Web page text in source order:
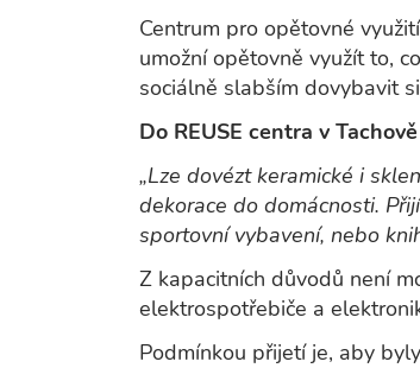
Centrum pro opětovné
umožní opětovně využít to,
sociálně slabším dovybavit
Do REUSE centra v
„Lze dovézt keramické i
dekorace do domácnosti.
sportovní vybavení, nebo
Z kapacitních důvodů není
elektrospotřebiče a
Podmínkou přijetí je, aby